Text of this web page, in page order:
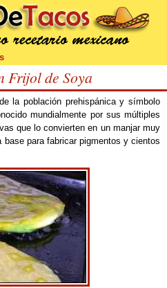
Frijol de Soya
la población prehispánica y símbolo
mundialmente por sus múltiples
que lo convierten en un manjar muy
para fabricar pigmentos y cientos